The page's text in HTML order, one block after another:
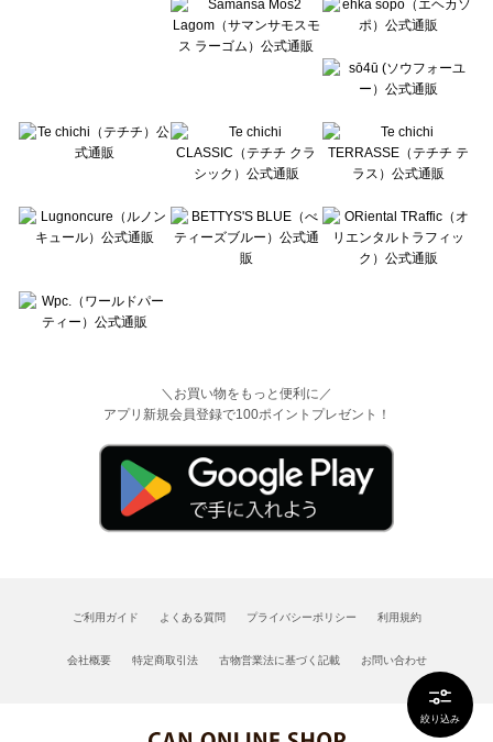
絞り込み
＼お買い物をもっと便利に／
アプリ新規会員登録で100ポイントプレゼント！
ご利用ガイド よくある質問 プライバシーポリシー 利用規約
会社概要 特定商取引法 古物営業法に基づく記載 お問い合わせ